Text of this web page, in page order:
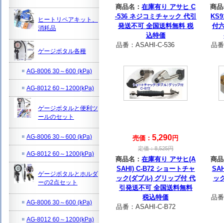
商品名：在庫有り アサヒ C
-536 ネジコミチャック 代引
発送不可 全国送料無料 税
込特価
品番： ASAHI-C-536
商
付
品
売価：5,290円
定価：8,525円
商品名：在庫有り アサヒ(A
SAHI) C-B72 ショートチャ
ック(ダブル) グリップ付 代
引発送不可 全国送料無料
税込特価
品番： ASAHI-C-B72
商
ッ
品
ヒートリペアキット、
消耗品
ゲージボタル各種
AG-8006 30～600 (kPa)
AG-8012 60～1200(kPa)
ゲージボタルと便利ツ
ールのセット
AG-8006 30～600 (kPa)
AG-8012 60～1200(kPa)
ゲージボタルとホルダ
ーの2点セット
AG-8006 30～600 (kPa)
AG-8012 60～1200(kPa)